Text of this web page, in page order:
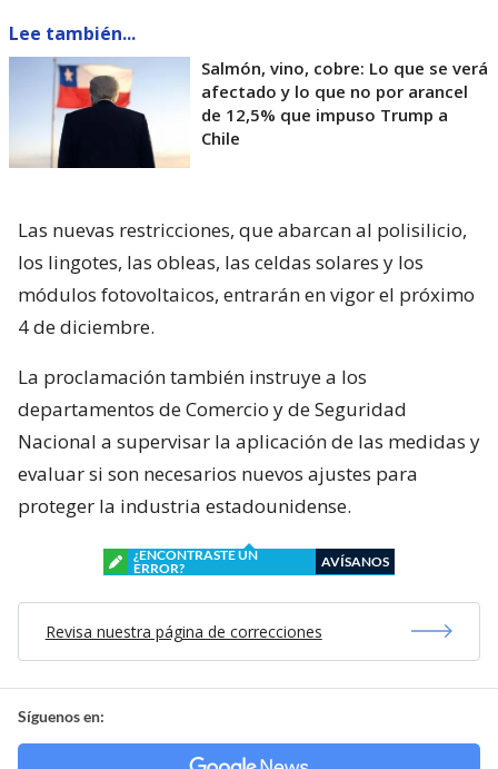
Lee también...
Salmón, vino, cobre: Lo que se verá
afectado y lo que no por arancel
de 12,5% que impuso Trump a
Chile
Las nuevas restricciones, que abarcan al polisilicio,
los lingotes, las obleas, las celdas solares y los
módulos fotovoltaicos, entrarán en vigor el próximo
4 de diciembre.
La proclamación también instruye a los
departamentos de Comercio y de Seguridad
Nacional a supervisar la aplicación de las medidas y
evaluar si son necesarios nuevos ajustes para
proteger la industria estadounidense.
¿ENCONTRASTE UN
ERROR?
AVÍSANOS
Revisa nuestra página de correcciones
Síguenos en: